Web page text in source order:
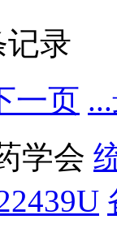
记录
一页
学会